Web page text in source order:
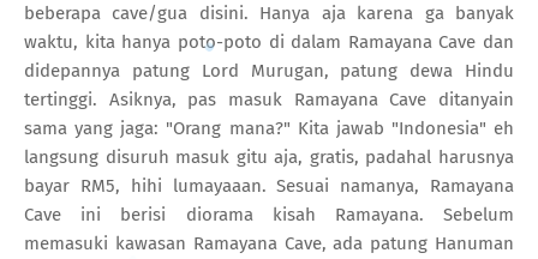
beberapa cave/gua disini. Hanya aja karena ga banyak
waktu, kita hanya poto-poto di dalam Ramayana Cave dan
didepannya patung Lord Murugan, patung dewa Hindu
tertinggi. Asiknya, pas masuk Ramayana Cave ditanyain
sama yang jaga: "Orang mana?" Kita jawab "Indonesia" eh
langsung disuruh masuk gitu aja, gratis, padahal harusnya
bayar RM5, hihi lumayaaan. Sesuai namanya, Ramayana
Cave ini berisi diorama kisah Ramayana. Sebelum
memasuki kawasan Ramayana Cave, ada patung Hanuman